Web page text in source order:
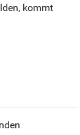
kommt